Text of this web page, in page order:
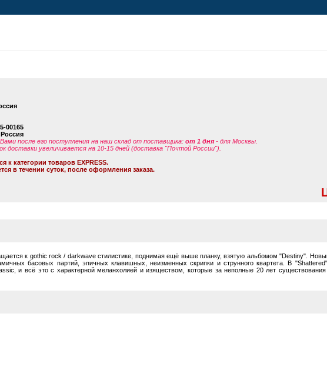
00165
Россия
Вами после его поступления на наш склад от поставщика: от 1 дня- для Москвы.
доставки увеличивается на 10-15 дней (доставка "Почтой России").
к категории товаров EXPRESS.
в течении суток, после оформления заказа.
к gothic rock / darkwave стилистике, поднимая ещё выше планку, взятую альбомом "Destiny".
басовых партий, эпичных клавишных, неизменных скрипки и струнного квартета. В
и всё это с характерной меланхолией и изяществом, которые за неполные 20 лет